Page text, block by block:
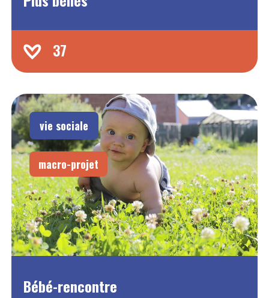
37
vie sociale
macro-projet
Bébé-rencontre